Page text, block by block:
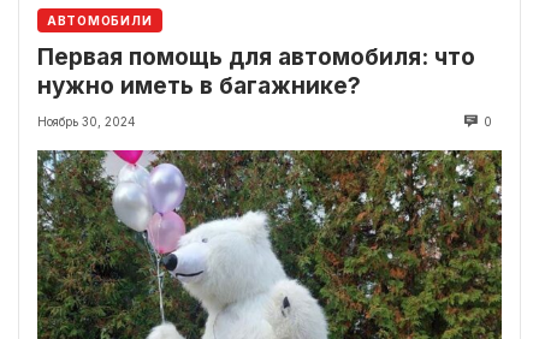
АВТОМОБИЛИ
Первая помощь для автомобиля: что
нужно иметь в багажнике?
Ноябрь 30, 2024 0